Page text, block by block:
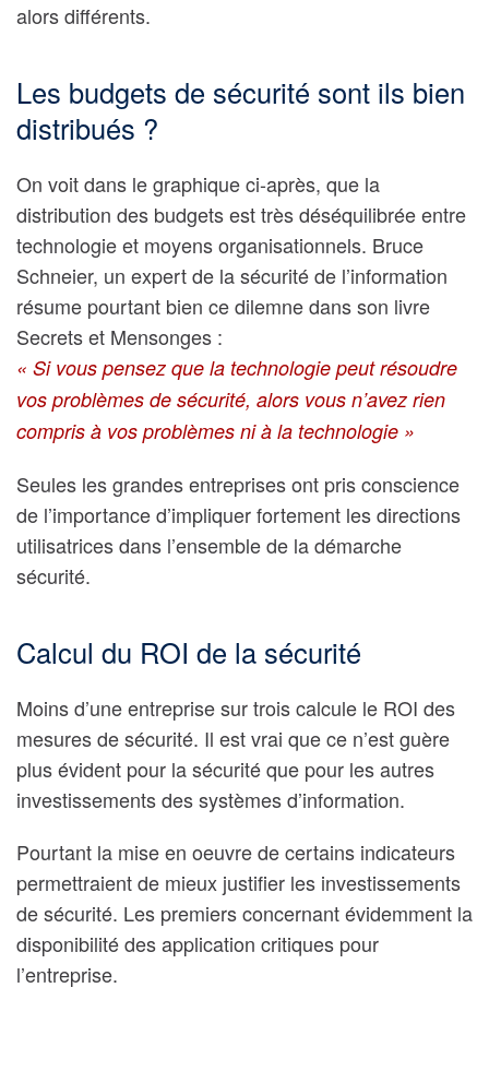
alors différents.
Les budgets de sécurité sont ils bien
distribués ?
On voit dans le graphique ci-après, que la
distribution des budgets est très déséquilibrée entre
technologie et moyens organisationnels. Bruce
Schneier, un expert de la sécurité de l’information
résume pourtant bien ce dilemne dans son livre
Secrets et Mensonges :
« Si vous pensez que la technologie peut résoudre
vos problèmes de sécurité, alors vous n’avez rien
compris à vos problèmes ni à la technologie »
Seules les grandes entreprises ont pris conscience
de l’importance d’impliquer fortement les directions
utilisatrices dans l’ensemble de la démarche
sécurité.
Calcul du ROI de la sécurité
Moins d’une entreprise sur trois calcule le ROI des
mesures de sécurité. Il est vrai que ce n’est guère
plus évident pour la sécurité que pour les autres
investissements des systèmes d’information.
Pourtant la mise en oeuvre de certains indicateurs
permettraient de mieux justifier les investissements
de sécurité. Les premiers concernant évidemment la
disponibilité des application critiques pour
l’entreprise.